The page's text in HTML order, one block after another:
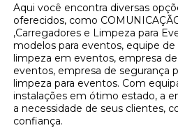
Aqui você encontra diversas
oferecidos, como
,Carregadores e Limpeza para
modelos para eventos, equipe
limpeza em eventos, empresa
eventos, empresa de segurança
limpeza para eventos. Com
instalações em ótimo estado, a
a necessidade de seus clientes,
confiança.